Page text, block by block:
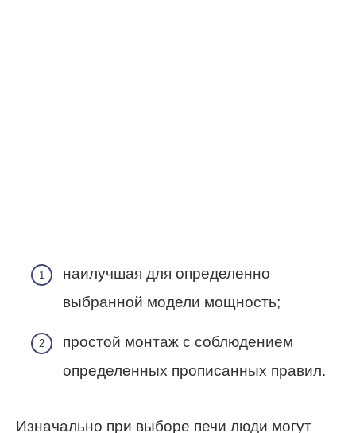
наилучшая для определенно
выбранной модели мощность;
простой монтаж с соблюдением
определенных прописанных правил.
Изначально при выборе печи люди могут